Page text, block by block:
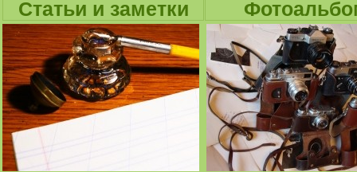
Статьи и заметки